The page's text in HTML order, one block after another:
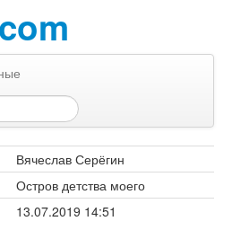
Вячеслав Серёгин
Остров детства моего
13.07.2019 14:51